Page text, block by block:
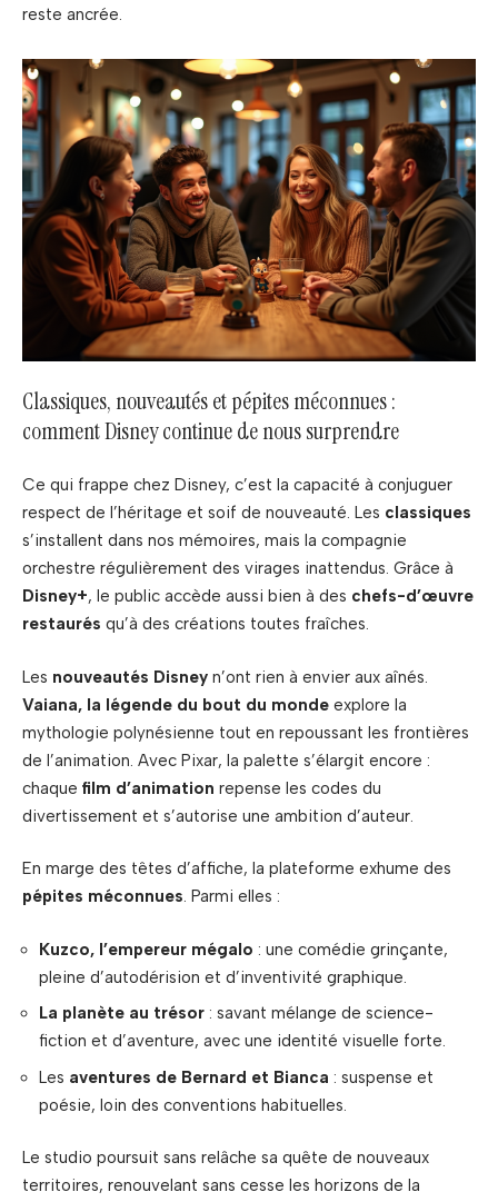
reste ancrée.
Classiques, nouveautés et pépites méconnues :
comment Disney continue de nous surprendre
Ce qui frappe chez Disney, c’est la capacité à conjuguer
respect de l’héritage et soif de nouveauté. Les classiques
s’installent dans nos mémoires, mais la compagnie
orchestre régulièrement des virages inattendus. Grâce à
Disney+, le public accède aussi bien à des chefs-d’œuvre
restaurés qu’à des créations toutes fraîches.
Les nouveautés Disney n’ont rien à envier aux aînés.
Vaiana, la légende du bout du monde explore la
mythologie polynésienne tout en repoussant les frontières
de l’animation. Avec Pixar, la palette s’élargit encore :
chaque film d’animation repense les codes du
divertissement et s’autorise une ambition d’auteur.
En marge des têtes d’affiche, la plateforme exhume des
pépites méconnues. Parmi elles :
Kuzco, l’empereur mégalo : une comédie grinçante,
pleine d’autodérision et d’inventivité graphique.
La planète au trésor : savant mélange de science-
fiction et d’aventure, avec une identité visuelle forte.
Les aventures de Bernard et Bianca : suspense et
poésie, loin des conventions habituelles.
Le studio poursuit sans relâche sa quête de nouveaux
territoires, renouvelant sans cesse les horizons de la